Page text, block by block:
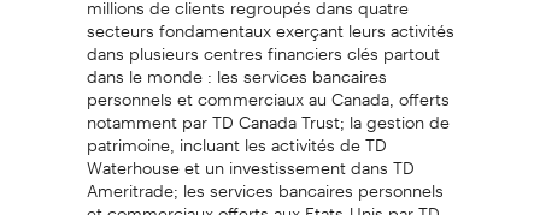
secteurs fondamentaux exerçant leurs activités
dans plusieurs centres financiers clés partout
dans le monde : les services bancaires
personnels et commerciaux au Canada, offerts
notamment par TD Canada Trust; la gestion de
patrimoine, incluant les activités de TD
Waterhouse et un investissement dans TD
Ameritrade; les services bancaires personnels
et commerciaux offerts aux Etats-Unis par TD